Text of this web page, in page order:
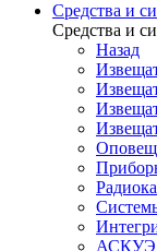
Средства и
Средства и
Назад
АСКУЭ